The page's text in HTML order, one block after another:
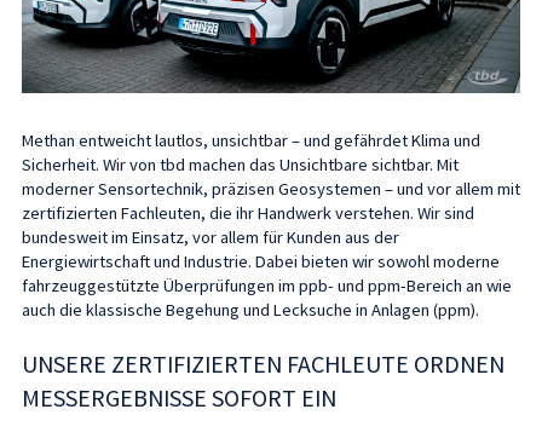
Methan entweicht lautlos, unsichtbar – und gefährdet Klima und
Sicherheit. Wir von tbd machen das Unsichtbare sichtbar. Mit
moderner Sensortechnik, präzisen Geosystemen – und vor allem mit
zertifizierten Fachleuten, die ihr Handwerk verstehen. Wir sind
bundesweit im Einsatz, vor allem für Kunden aus der
Energiewirtschaft und Industrie. Dabei bieten wir sowohl moderne
fahrzeuggestützte Überprüfungen im ppb- und ppm-Bereich an wie
auch die klassische Begehung und Lecksuche in Anlagen (ppm).
UNSERE ZERTIFIZIERTEN FACHLEUTE ORDNEN
MESSERGEBNISSE SOFORT EIN